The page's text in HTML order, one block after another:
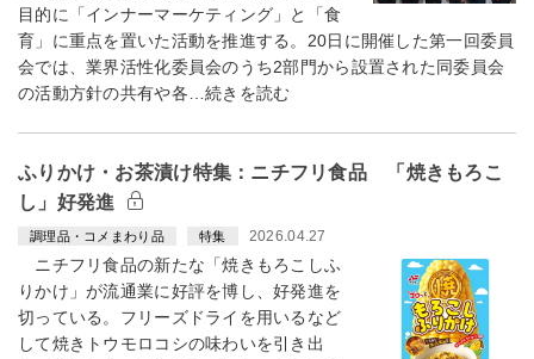
目的に「インナーマーケティング」と「食
育」に重点を置いた活動を推進する。20日に開催した第一回委員
会では、業界活性化委員会のうち2部門から設置された同委員会
の活動方針の共有や各…続きを読む
ふりかけ・お茶漬け特集：ニチフリ食品 「焼きもろこ
し」好発進
調理品・コメまわり品 特集 2026.04.27
ニチフリ食品の新たな「焼きもろこしふ
りかけ」が流通業に好評を博し、好発進を
切っている。フリーズドライを用いるなど
して焼きトウモロコシの味わいを引き出